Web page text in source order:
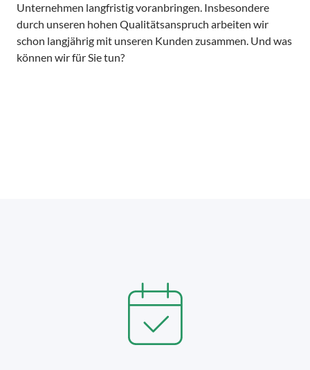
Unternehmen langfristig voranbringen. Insbesondere
durch unseren hohen Qualitätsanspruch arbeiten wir
schon langjährig mit unseren Kunden zusammen. Und was
können wir für Sie tun?